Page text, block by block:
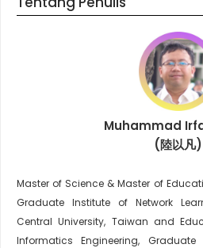
Muhammad
(陸以凡)
Master of Science & Master of
Graduate Institute of Network
Central University, Taiwan and
Informatics Engineering, Graduate